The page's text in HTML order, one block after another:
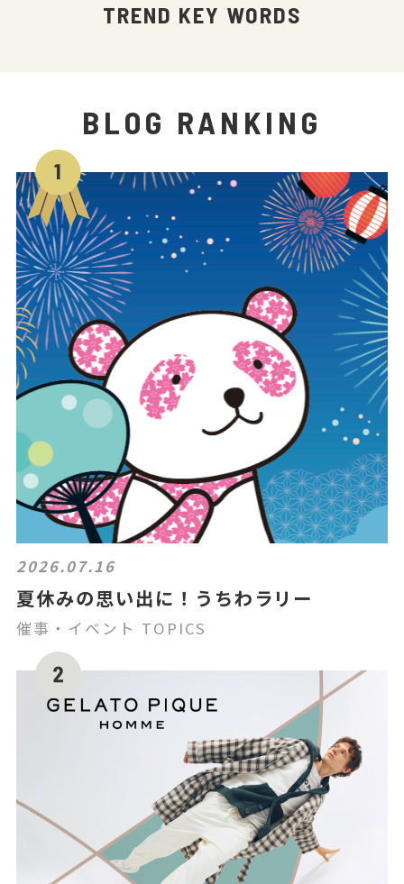
TREND KEY WORDS
BLOG RANKING
2026.07.16
夏休みの思い出に！うちわラリー
催事・イベント TOPICS